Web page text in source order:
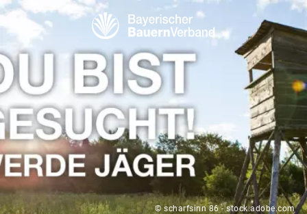
© scharfsinn 86 - stock.adobe.com